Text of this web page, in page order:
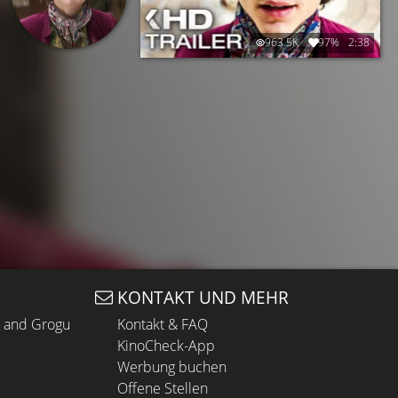
963.5K 97% 2:38
Grogu
KONTAKT UND MEHR
Kontakt & FAQ
KinoCheck-App
Werbung buchen
Offene Stellen